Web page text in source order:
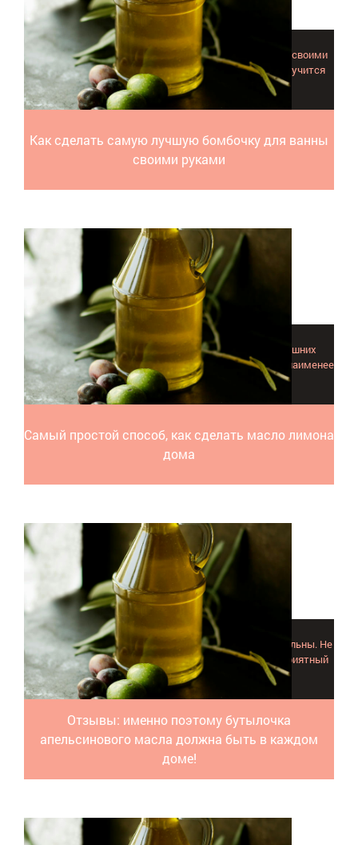
Как сделать самую лучшую бомбочку для ванны
своими руками
Информации о том, как сделать бомбочку для ванны своими
руками, достаточно, но с нашими советами у вас получится
самая лучшая!
Самый простой способ, как сделать масло лимона
дома
Рассматриваем, как сделать масло лимона в домашних
условиях самостоятельно. Выбрали самый простой и наименее
затратный метод.
Отзывы: именно поэтому бутылочка
апельсинового масла должна быть в каждом
доме!
Сегодня на масло апельсина отзывы только положительны. Не
удивительно - его целебные свойства и невероятно приятный
аромат привлекает многих!